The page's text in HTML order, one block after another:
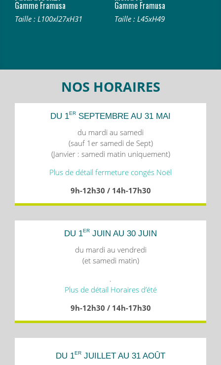
Gamme Framusa
Taille : L100xl27xH31
Gamme Framusa
Taille : L45xH49
NOS HORAIRES
DU 1ER SEPTEMBRE AU 31 MAI
du mardi au samedi
(sauf 1er samedi de Sept)
(Janvier : samedi matin uniquement)
Plus de détail fermeture congés Noël
9h-12h30 / 14h-17h30
DU 1ER JUIN AU 30 JUIN
du mardi au vendredi
(et samedi matin)
.
Plus de détail Horaires d’été
9h-12h30 / 14h-17h30
DU 1ER JUILLET AU 31 AOÛT